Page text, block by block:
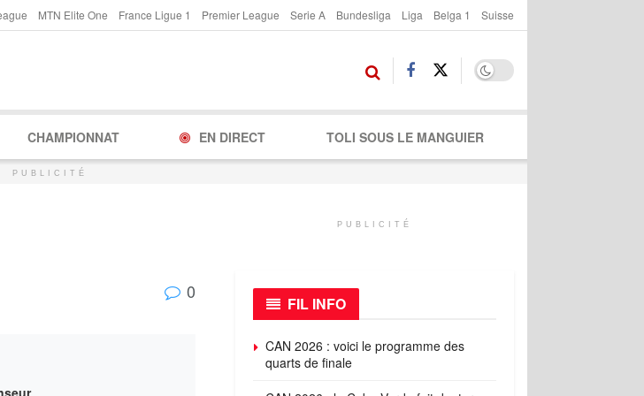
MTN Elite One France Ligue 1 Premier League Serie A Bundesliga Liga Belga 1 Suisse
CHAMPIONNAT EN DIRECT TOLI SOUS LE MANGUIER
PUBLICITÉ
0
PUBLICITÉ
FIL INFO
CAN 2026 : voici le programme des
quarts de finale